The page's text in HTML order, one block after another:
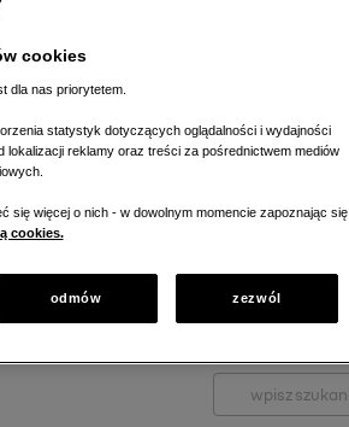
cookies
dla nas priorytetem.
statystyk dotyczących oglądalności i wydajności
reklamy oraz treści za pośrednictwem mediów
więcej o nich - w dowolnym momencie zapoznając się
cookies.
odmów zezwól